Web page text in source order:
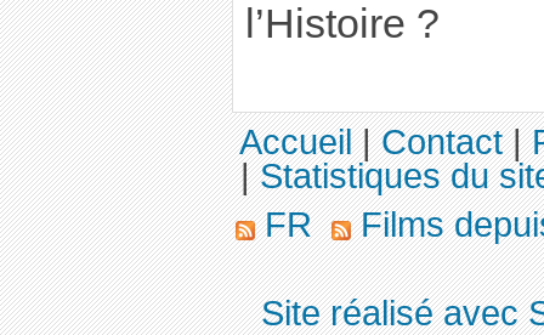
l’Histoire ?
Accueil|Contact|
|Statistiques du
FR
Films
Site réalisé avec